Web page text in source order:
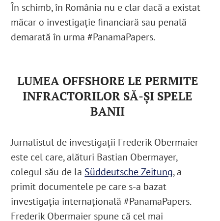
În schimb, în România nu e clar dacă a existat
măcar o investigație financiară sau penală
demarată în urma #PanamaPapers.
LUMEA OFFSHORE LE PERMITE
INFRACTORILOR SĂ-ȘI SPELE
BANII
Jurnalistul de investigații Frederik Obermaier
este cel care, alături Bastian Obermayer,
colegul său de la Süddeutsche Zeitung, a
primit documentele pe care s-a bazat
investigația internațională #PanamaPapers.
Frederik Obermaier spune că cel mai